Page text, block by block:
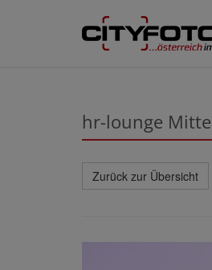
hr-lounge
Zurück zur Übersicht